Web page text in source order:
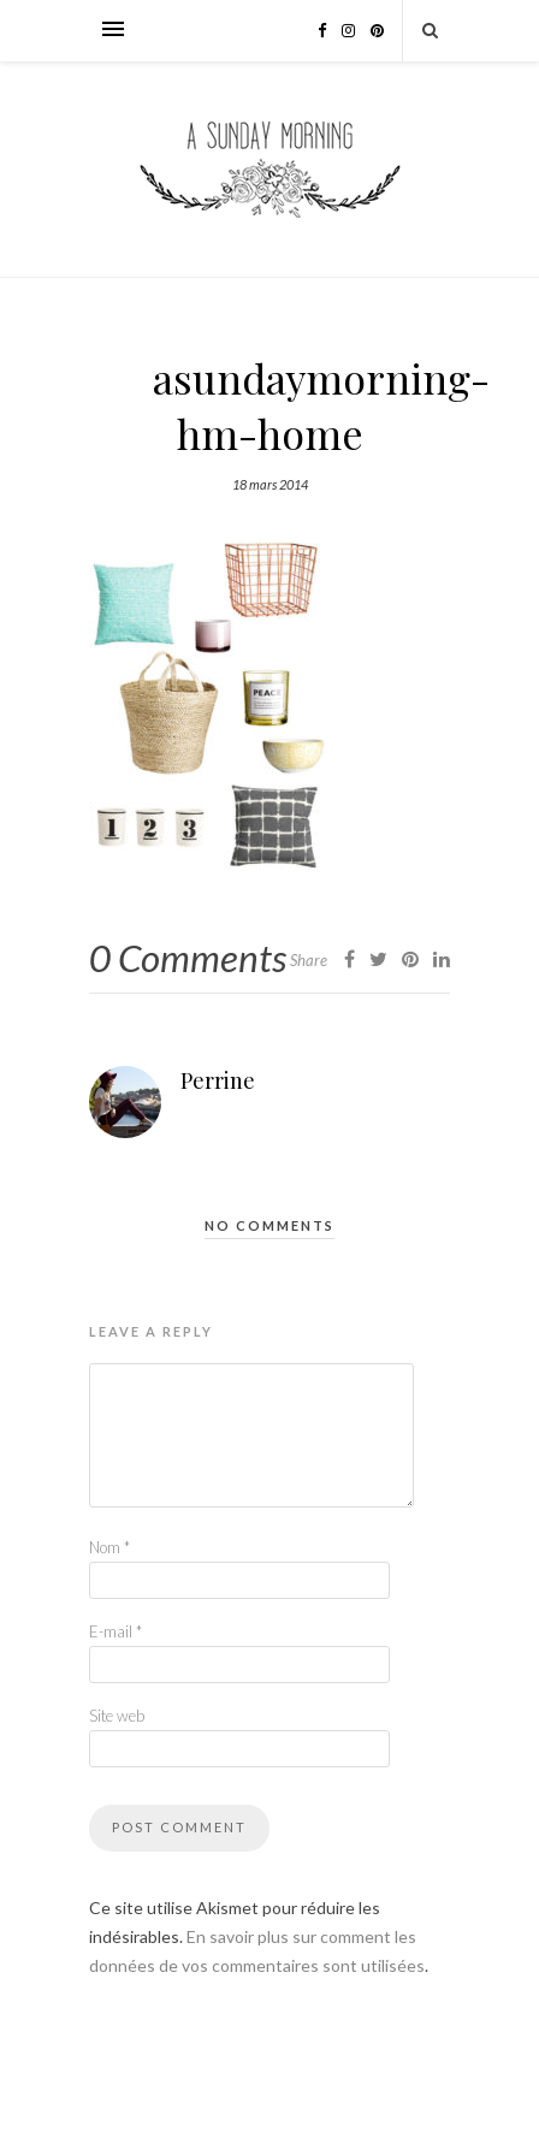
asundaymorning-
hm-home
18 mars 2014
0 CommentsShare
Perrine
NO COMMENTS
LEAVE A REPLY
Nom *
E-mail *
Site web
Ce site utilise Akismet pour réduire les
indésirables.En savoir plus sur comment les
données de vos commentaires sont utilisées.